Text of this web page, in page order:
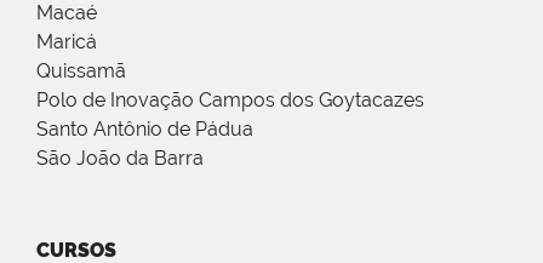
Macaé
Maricá
Quissamã
Polo de Inovação Campos dos Goytacazes
Santo Antônio de Pádua
São João da Barra
CURSOS